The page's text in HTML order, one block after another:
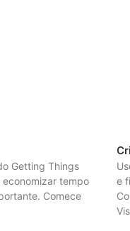
Getting Things
economizar tempo
Comece
e